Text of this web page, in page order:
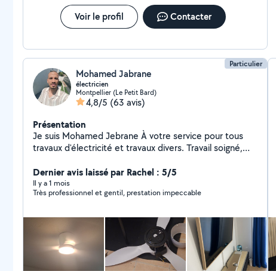
Voir le profil Contacter
Particulier
Mohamed Jabrane
électricien
Montpellier (Le Petit Bard)
4,8/5 (63 avis)
Présentation
Je suis Mohamed Jebrane À votre service pour tous
travaux d'électricité et travaux divers. Travail soigné,
Dernier avis laissé par Rachel : 5/5
Il y a 1 mois
Très professionnel et gentil, prestation impeccable